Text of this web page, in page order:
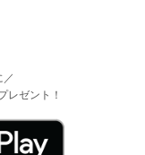
／
レゼント！